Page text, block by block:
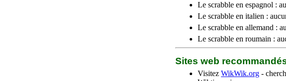
Le scrabble en espagnol :
Le scrabble en italien :
Le scrabble en allemand :
Le scrabble en roumain :
Sites web
Visitez WikWik.org -